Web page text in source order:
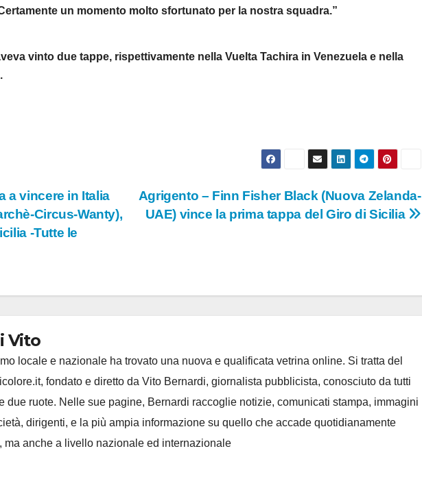
un momento molto sfortunato per la nostra squadra.”
vinto due tappe, rispettivamente nella Vuelta Tachira in Venezuela e nella
Agrigento – Finn Fisher Black (Nuova Zelanda-
UAE) vince la prima tappa del Giro di Sicilia
a vincere in Italia
Circus-Wanty),
-Tutte le
Vito
locale e nazionale ha trovato una nuova e qualificata vetrina online. Si tratta del
fondato e diretto da Vito Bernardi, giornalista pubblicista, conosciuto da tutti
due ruote. Nelle sue pagine, Bernardi raccoglie notizie, comunicati stampa, immagini
dirigenti, e la più ampia informazione su quello che accade quotidianamente
ma anche a livello nazionale ed internazionale